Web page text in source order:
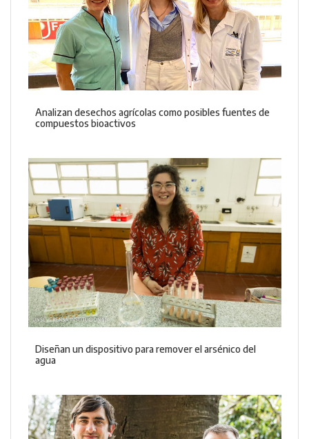
Analizan desechos agrícolas como posibles fuentes de
compuestos bioactivos
Diseñan un dispositivo para remover el arsénico del
agua